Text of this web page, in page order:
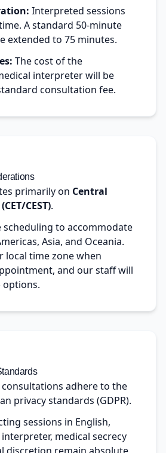
Interpreted sessions
A standard 50-minute
extended to 75 minutes.
The cost of the
interpreter will be
consultation fee.
primarily on Central
CEST).
scheduling to accommodate
Asia, and Oceania.
local time zone when
and our staff will
options.
adhere to the
privacy standards (GDPR).
sessions in English,
medical secrecy